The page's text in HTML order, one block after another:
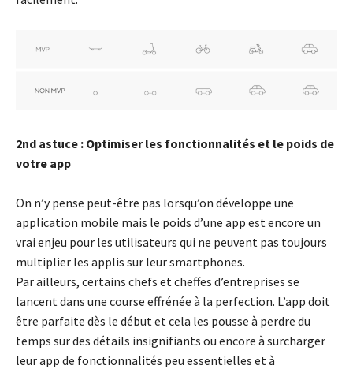
2nd astuce : Optimiser les fonctionnalités et le poids de
votre app
On n’y pense peut-être pas lorsqu’on développe une
application mobile mais le poids d’une app est encore un
vrai enjeu pour les utilisateurs qui ne peuvent pas toujours
multiplier les applis sur leur smartphones.
Par ailleurs, certains chefs et cheffes d’entreprises se
lancent dans une course effrénée à la perfection. L’app doit
être parfaite dès le début et cela les pousse à perdre du
temps sur des détails insignifiants ou encore à surcharger
leur app de fonctionnalités peu essentielles et à